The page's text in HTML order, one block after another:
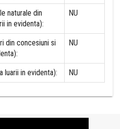
naturale din
in evidenta):
NU
din concesiuni si
NU
luarii in evidenta): NU